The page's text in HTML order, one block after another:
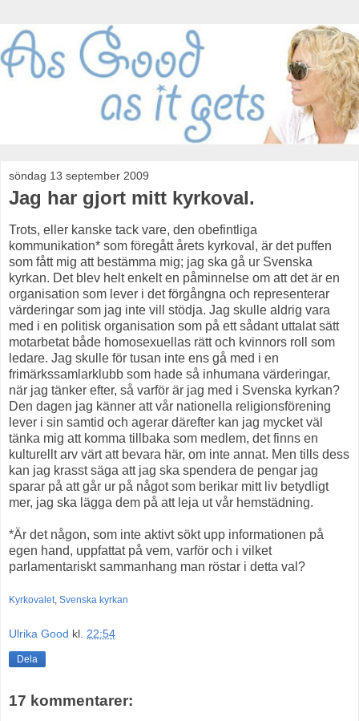
söndag 13 september 2009
Jag har gjort mitt kyrkoval.
Trots, eller kanske tack vare, den obefintliga
kommunikation* som föregått årets kyrkoval, är det puffen
som fått mig att bestämma mig; jag ska gå ur Svenska
kyrkan. Det blev helt enkelt en påminnelse om att det är en
organisation som lever i det förgångna och representerar
värderingar som jag inte vill stödja. Jag skulle aldrig vara
med i en politisk organisation som på ett sådant uttalat sätt
motarbetat både homosexuellas rätt och kvinnors roll som
ledare. Jag skulle för tusan inte ens gå med i en
frimärkssamlarklubb som hade så inhumana värderingar,
när jag tänker efter, så varför är jag med i Svenska kyrkan?
Den dagen jag känner att vår nationella religionsförening
lever i sin samtid och agerar därefter kan jag mycket väl
tänka mig att komma tillbaka som medlem, det finns en
kulturellt arv värt att bevara här, om inte annat. Men tills dess
kan jag krasst säga att jag ska spendera de pengar jag
sparar på att går ur på något som berikar mitt liv betydligt
mer, jag ska lägga dem på att leja ut vår hemstädning.
*Är det någon, som inte aktivt sökt upp informationen på
egen hand, uppfattat på vem, varför och i vilket
parlamentariskt sammanhang man röstar i detta val?
Kyrkovalet, Svenska kyrkan
Ulrika Good kl. 22:54
Dela
17 kommentarer: